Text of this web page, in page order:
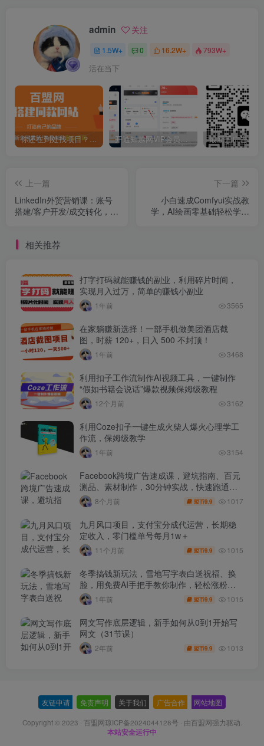
admin 关注
1.5W+ 0 16.2W+ 793W+
活在当下
你还在到处找项目？还在当韭菜？我靠卖项目一个月收入5万+，曾经我也是个失败者。 开通知越网VIP会员，尊享全站资源免费下载，享70%的推广提成！！【限时五折优惠】
上一篇
LinkedIn外贸营销课：账号
搭建/客户开发/成交转化，年
下一篇
小白速成Comfyui实战教
学，AI绘画零基础轻松学，
相关推荐
打字打码就能赚钱的副业，利用碎片时间，
实现月入过万，简单的赚钱小副业
1年前 3565
在家躺赚新选择！一部手机做美团酒店截
图，时薪 120+，日入 500 不封顶！
1年前 3468
利用扣子工作流制作AI视频工具，一键制作
“假如书籍会说话”爆款视频保姆级教程
12个月前 3162
利用Coze扣子一键生成火柴人爆火心理学工
作流，保姆级教学
1年前 3154
Facebook跨境广告速成课，避坑指南、百元
测品、素材制作，30分钟实战，快速跑通首
单出单8个月前 盟币9.9 1017
九月风口项目，支付宝分成代运营，长期稳
定收入，零门槛单号每月1w＋
11个月前 盟币9.9 1015
冬季搞钱新玩法，雪地写字表白送祝福、换
脸，用免费AI手把手教你制作，轻松涨粉
3.5w，接单到手软
1年前 盟币9.9 1015
网文写作底层逻辑，新手如何从0到1开始写
网文（31节课）
2年前 盟币9.9 1013
友链申请 免责声明 关于我们 广告合作 网站地图
Copyright © 2023 · 百盟网琼ICP备2024044128号 · 由百盟网强力驱动.
本站安全运行中